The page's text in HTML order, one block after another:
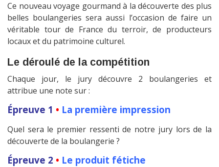
Ce nouveau voyage gourmand à la découverte des plus
belles boulangeries sera aussi l’occasion de faire un
véritable tour de France du terroir, de producteurs
locaux et du patrimoine culturel.
Le déroulé de la compétition
Chaque jour, le jury découvre 2 boulangeries et
attribue une note sur :
Épreuve 1 • La première impression
Quel sera le premier ressenti de notre jury lors de la
découverte de la boulangerie ?
Épreuve 2 • Le produit fétiche